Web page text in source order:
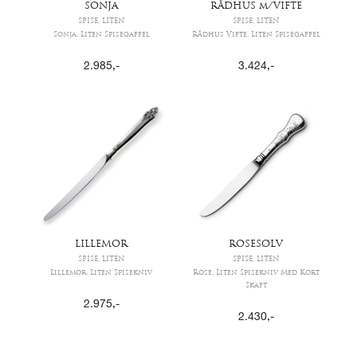
SONJA
SPISE, LITEN
Sonja, Liten Spisegaffel
2.985,-
RÅDHUS m/VIFTE
SPISE, LITEN
Rådhus Vifte, Liten Spisegaffel
3.424,-
LILLEMOR
SPISE, LITEN
Lillemor, Liten Spisekniv
2.975,-
ROSESØLV
SPISE, LITEN
Rose, Liten Spisekniv Med Kort
Skaft
2.430,-